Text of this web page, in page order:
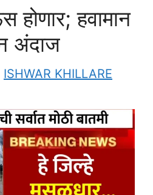
होणार; हवामान
अंदाज
ISHWAR KHILLARE